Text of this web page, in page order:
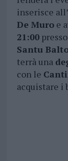
inserisce
De Muroe
21:00
Santu
terrà una
con le
acquistare i